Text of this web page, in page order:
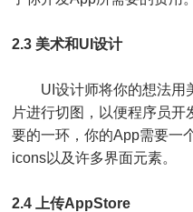
2.3 美术和UI设计
UI设计师将你的想法用
片进行切图，以便程序员
要的一环，你的App需要一
icons以及许多界面元素。
2.4 上传AppStore